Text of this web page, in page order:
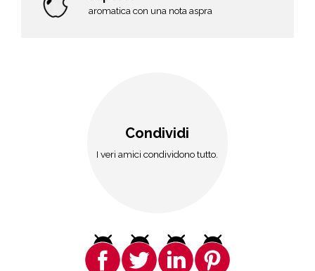
aromatica con una nota aspra
Condividi
I veri amici condividono tutto.